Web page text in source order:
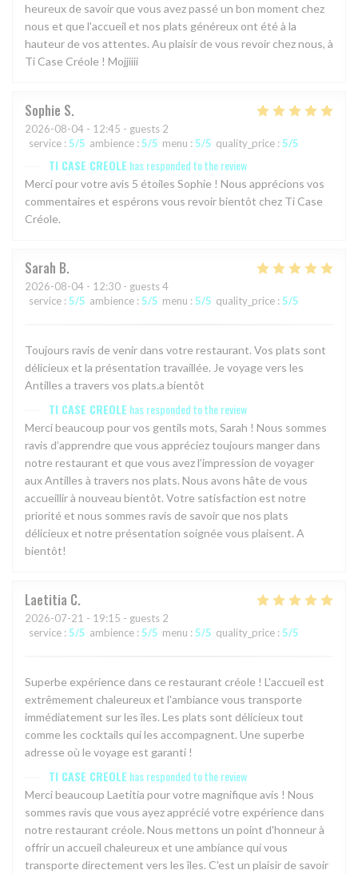
heureux de savoir que vous avez passé un bon moment chez
nous et que l'accueil et nos plats généreux ont été à la
hauteur de vos attentes. Au plaisir de vous revoir chez nous, à
Ti Case Créole ! Mojjiiii
Sophie S
2026-08-04 - 12:45 - guests 2
service : 5/5 ambience : 5/5 menu : 5/5 quality_price : 5/5
TI CASE CREOLE has responded to the review
Merci pour votre avis 5 étoiles Sophie ! Nous apprécions vos
commentaires et espérons vous revoir bientôt chez Ti Case
Créole.
Sarah B
2026-08-04 - 12:30 - guests 4
service : 5/5 ambience : 5/5 menu : 5/5 quality_price : 5/5
Toujours ravis de venir dans votre restaurant. Vos plats sont
délicieux et la présentation travaillée. Je voyage vers les
Antilles a travers vos plats.a bientôt
TI CASE CREOLE has responded to the review
Merci beaucoup pour vos gentils mots, Sarah ! Nous sommes
ravis d’apprendre que vous appréciez toujours manger dans
notre restaurant et que vous avez l’impression de voyager
aux Antilles à travers nos plats. Nous avons hâte de vous
accueillir à nouveau bientôt. Votre satisfaction est notre
priorité et nous sommes ravis de savoir que nos plats
délicieux et notre présentation soignée vous plaisent. A
bientôt!
Laetitia C
2026-07-21 - 19:15 - guests 2
service : 5/5 ambience : 5/5 menu : 5/5 quality_price : 5/5
Superbe expérience dans ce restaurant créole ! L'accueil est
extrêmement chaleureux et l'ambiance vous transporte
immédiatement sur les îles. Les plats sont délicieux tout
comme les cocktails qui les accompagnent. Une superbe
adresse où le voyage est garanti !
TI CASE CREOLE has responded to the review
Merci beaucoup Laetitia pour votre magnifique avis ! Nous
sommes ravis que vous ayez apprécié votre expérience dans
notre restaurant créole. Nous mettons un point d'honneur à
offrir un accueil chaleureux et une ambiance qui vous
transporte directement vers les îles. C'est un plaisir de savoir